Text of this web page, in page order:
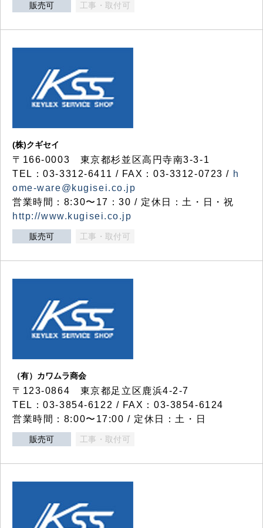
販売可 工事・取付可
(株)クギセイ
〒166-0003 東京都杉並区高円寺南3-3-1
TEL：03-3312-6411 / FAX：03-3312-0723 / h
ome-ware@kugisei.co.jp
営業時間：8:30〜17：30 / 定休日：土・日・祝
http://www.kugisei.co.jp
販売可 工事・取付可
（有）カワムラ商会
〒123-0864 東京都足立区鹿浜4-2-7
TEL：03-3854-6122 / FAX：03-3854-6124
営業時間：8:00〜17:00 / 定休日：土・日
販売可 工事・取付可